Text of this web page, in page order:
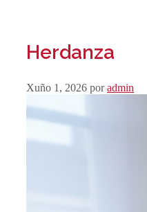
Herdanza
Xuño 1, 2026 poradmin